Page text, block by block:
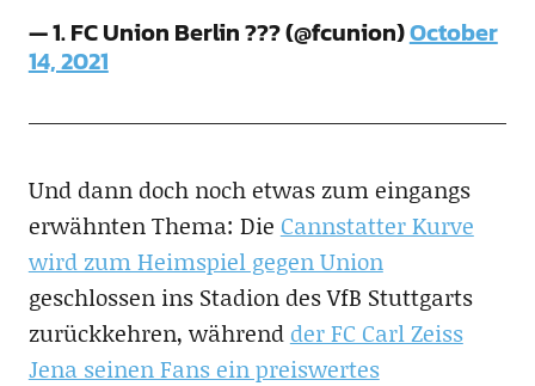
— 1. FC Union Berlin ??? (@fcunion)October
14, 2021
Und dann doch noch etwas zum eingangs
erwähnten Thema: Die Cannstatter Kurve
wird zum Heimspiel gegen Union
geschlossen ins Stadion des VfB Stuttgarts
zurückkehren, während der FC Carl Zeiss
Jena seinen Fans ein preiswertes